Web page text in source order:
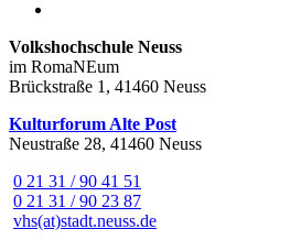
Volkshochschule Neuss
im RomaNEum
Brückstraße 1, 41460 Neuss
Kulturforum Alte Post
Neustraße 28, 41460 Neuss
0 21 31 / 90 41 51
0 21 31 / 90 23 87
vhs(at)stadt.neuss.de